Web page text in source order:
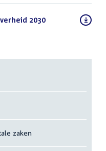
2030(PDF)
zaken